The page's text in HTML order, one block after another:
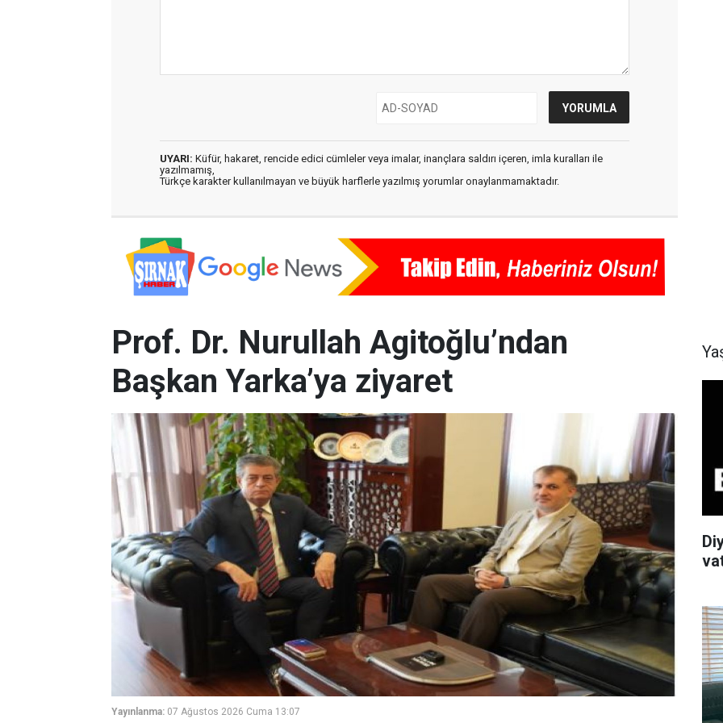
UYARI: Küfür, hakaret, rencide edici cümleler veya imalar, inançlara saldırı içeren, imla kuralları ile
yazılmamış,
Türkçe karakter kullanılmayan ve büyük harflerle yazılmış yorumlar onaylanmamaktadır.
Prof. Dr. Nurullah Agitoğlu’ndan
Başkan Yarka’ya ziyaret
Yayınlanma: 07 Ağustos 2026 Cuma 13:07